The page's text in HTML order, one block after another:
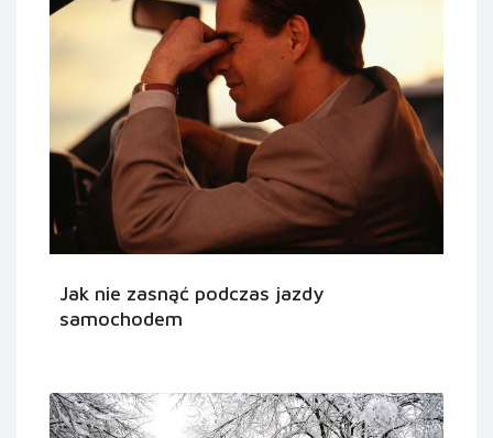
Jak nie zasnąć podczas jazdy
samochodem